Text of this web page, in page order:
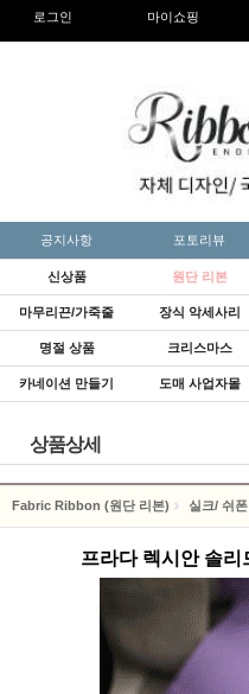
로그인 마이쇼핑
공지사항 포토리뷰
신상품 원단 리본
마무리끈/가죽줄 장식 악세사리
명절 상품 크리스마스
카네이션 만들기 도매 사업자몰
상품상세
Fabric Ribbon (원단 리본) 실크/ 쉬폰
프라다 렉시안 솔